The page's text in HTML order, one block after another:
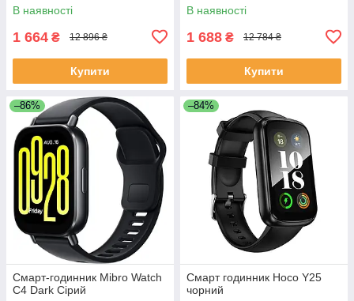
В наявності
1 664 ₴ 12 896 ₴
Купити
В наявності
1 688 ₴ 12 784 ₴
Купити
–86%
Смарт-годинник Mibro Watch
C4 Dark Сірий
–84%
Смарт годинник Hoco Y25
чорний